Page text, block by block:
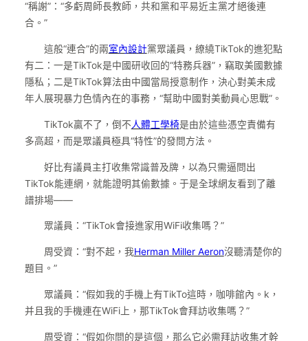
“稱謝”：“多虧周師長教師，共和黨和平易近主黨才絕後連
合。”
這般“連合”的兩室內設計黨眾議員，繚繞TikTok的進犯點
有二：一是TikTok是中國研收回的“特務兵器”，竊取美國數據
隱私；二是TikTok算法由中國當局授意制作，決心對美未成
年人展現暴力色情內在的事務，“幫助中國對美動員心思戰”。
TikTok贏不了，倒不人體工學椅是由於這些憑空責備有
多高超，而是眾議員極具“特性”的發問方法。
好比有議員主打收集常識普及牌，以為只需逼問出
TikTok能連網，就能證明其偷數據。于是全球網友看到了離
譜排場——
眾議員：“TikTok會接進家用WiFi收集嗎？”
周受資：“對不起，我Herman Miller Aeron沒聽清楚你的
題目。”
眾議員：“假如我的手機上有TikTo這時，咖啡館內。k，
并且我的手機連在WiFi上，那TikTok會拜訪收集嗎？”
周受資：“假如你問的是這個，那么它必需拜訪收集才幹